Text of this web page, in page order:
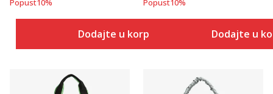
Popust10%
Dodajte u korpu
Popust10%
Dodajte u